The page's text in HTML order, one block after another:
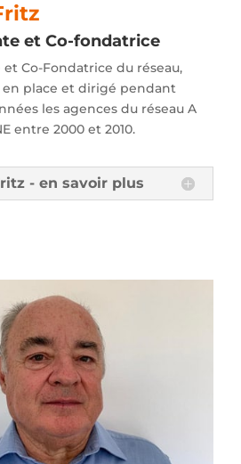
et Co-fondatrice
Co-Fondatrice du réseau,
en place et dirigé pendant
les agences du réseau A
entre 2000 et 2010.
- en savoir plus